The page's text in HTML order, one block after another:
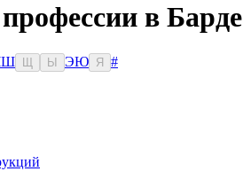
в Барде
Ш Ы ЭЮ Я
#